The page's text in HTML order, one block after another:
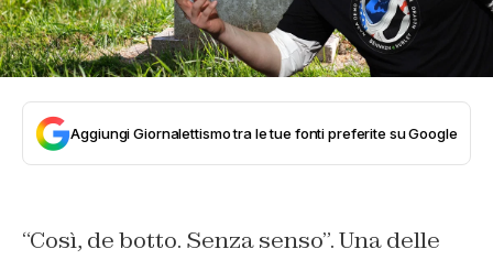
Aggiungi Giornalettismo tra le tue fonti preferite su Google
“Così, de botto. Senza senso”. Una delle